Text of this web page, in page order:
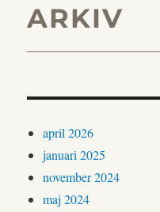
ARKIV
april 2026
januari 2025
november 2024
maj 2024